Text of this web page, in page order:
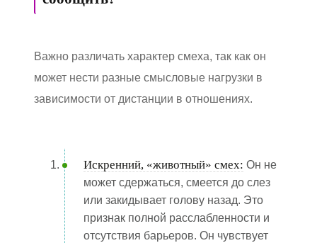
Важно различать характер смеха, так как он
может нести разные смысловые нагрузки в
зависимости от дистанции в отношениях.
Искренний, «животный» смех: Он не
может сдержаться, смеется до слез
или закидывает голову назад. Это
признак полной расслабленности и
отсутствия барьеров. Он чувствует